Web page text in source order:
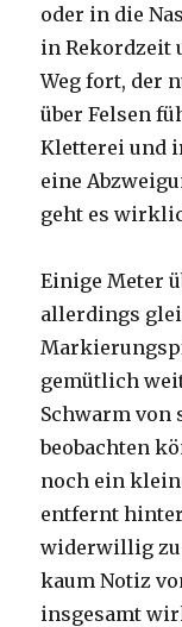
oder in die
in Rekordzeit
Weg fort, der
über Felsen
Kletterei und
eine
geht es
Einige Meter
allerdings
gemütlich
Schwarm von
beobachten
noch ein
entfernt
widerwillig zu
kaum Notiz
insgesamt